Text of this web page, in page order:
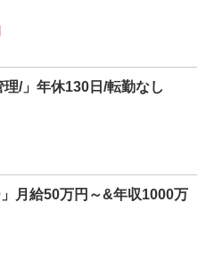
理/」年休130日/転勤なし
月給50万円～&年収1000万